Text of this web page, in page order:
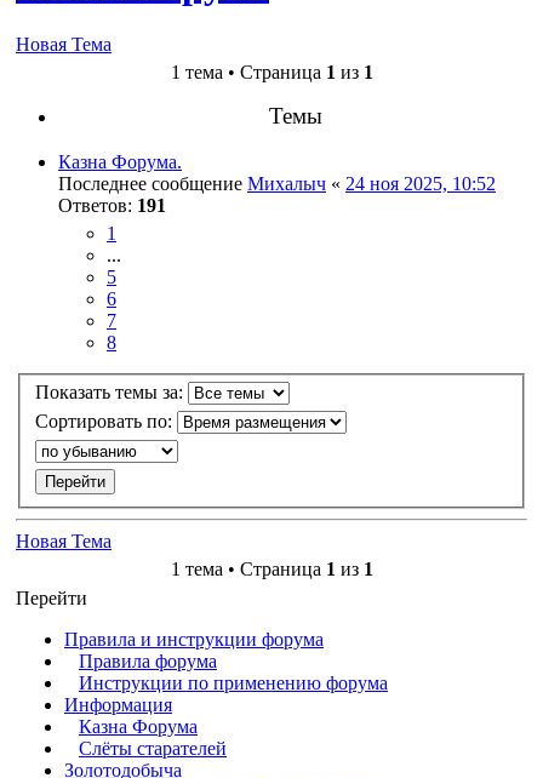
Новая Тема
1 тема • Страница 1 из 1
Темы
Казна Форума.
Последнее сообщение Михалыч « 24 ноя 2025, 10:52
Ответов: 191
1
...
5
6
7
8
Показать темы за:
Сортировать по:
Новая Тема
1 тема • Страница 1из 1
Перейти
Правила и инструкции форума
Правила форума
Инструкции по применению форума
Информация
Казна Форума
Слёты старателей
Золотодобыча